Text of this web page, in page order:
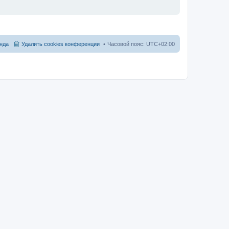
Часовой пояс: UTC+02:00
Удалить cookies конференции